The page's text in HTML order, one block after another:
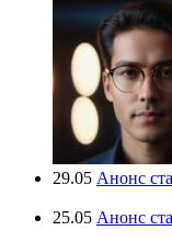
29.05 Анонс
25.05 Анонс